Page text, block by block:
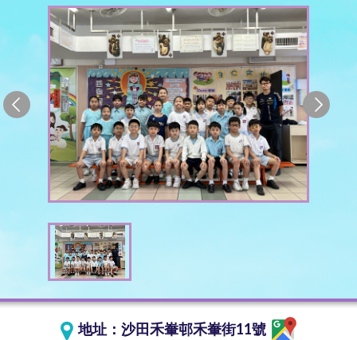
地址： 沙田禾輋邨禾輋街11號